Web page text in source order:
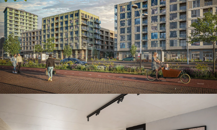
Grootstedelijke ontwikkeling